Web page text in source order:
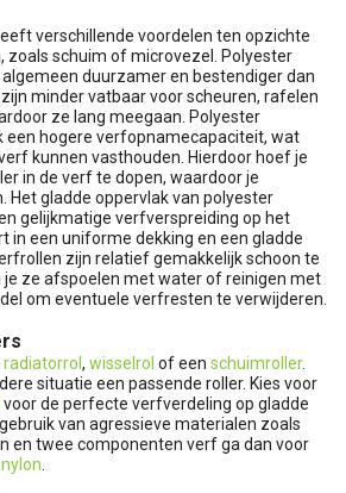
verschillende voordelen ten opzichte
zoals schuim of microvezel. Polyester
duurzamer en bestendiger dan
minder vatbaar voor scheuren, rafelen
ze lang meegaan. Polyester
een hogere verfopnamecapaciteit, wat
kunnen vasthouden. Hierdoor hoef je
in de verf te dopen, waardoor je
Het gladde oppervlak van polyester
gelijkmatige verfverspreiding op het
in een uniforme dekking en een gladde
zijn relatief gemakkelijk schoon te
je ze afspoelen met water of reinigen met
om eventuele verfresten te verwijderen.
radiatorrol , wisselrol of een schuimroller.
situatie een passende roller. Kies voor
voor de perfecte verfverdeling op gladde
van agressieve materialen zoals
en twee componenten verf ga dan voor
nylon